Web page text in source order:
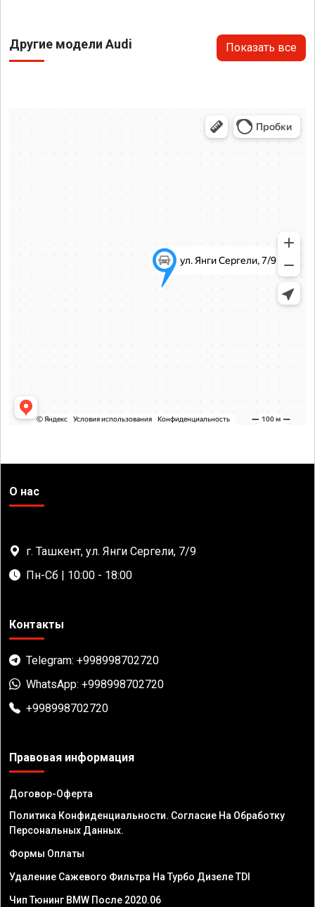
Другие модели Audi Показать все
О нас
г. Ташкент, ул. Янги Сергели, 7/9
Пн-Сб | 10:00 - 18:00
Контакты
Telegram: +998998702720
WhatsApp: +998998702720
+998998702720
Правовая информация
Договор-Оферта
Политика Конфиденциальности. Согласие На Обработку
Персональных Данных.
Формы Оплаты
Удаление Сажевого Фильтра На Турбо Дизеле TDI
Чип Тюнинг BMW После 2020.06